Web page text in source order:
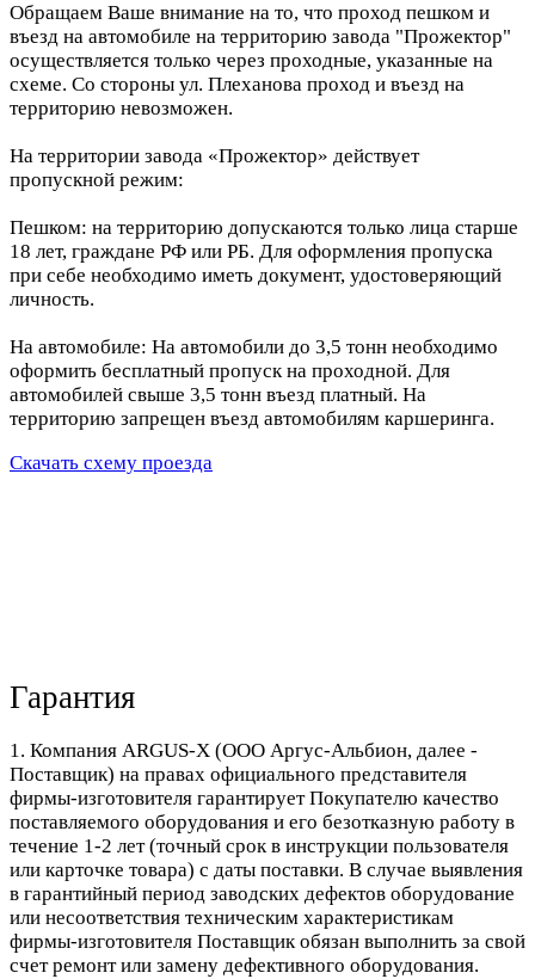
Обращаем Ваше внимание на то, что проход пешком и
въезд на автомобиле на территорию завода "Прожектор"
осуществляется только через проходные, указанные на
схеме. Со стороны ул. Плеханова проход и въезд на
территорию невозможен.
На территории завода «Прожектор» действует
пропускной режим:
Пешком: на территорию допускаются только лица старше
18 лет, граждане РФ или РБ. Для оформления пропуска
при себе необходимо иметь документ, удостоверяющий
личность.
На автомобиле: На автомобили до 3,5 тонн необходимо
оформить бесплатный пропуск на проходной. Для
автомобилей свыше 3,5 тонн въезд платный. На
территорию запрещен въезд автомобилям каршеринга.
Скачать схему проезда
Гарантия
1. Компания ARGUS-X (ООО Аргус-Альбион, далее -
Поставщик) на правах официального представителя
фирмы-изготовителя гарантирует Покупателю качество
поставляемого оборудования и его безотказную работу в
течение 1-2 лет (точный срок в инструкции пользователя
или карточке товара) с даты поставки. В случае выявления
в гарантийный период заводских дефектов оборудование
или несоответствия техническим характеристикам
фирмы-изготовителя Поставщик обязан выполнить за свой
счет ремонт или замену дефективного оборудования.